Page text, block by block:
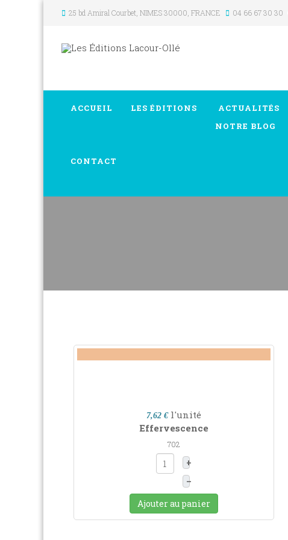
25 bd Amiral Courbet , NIMES30000 FRANCE 04 66 67 30 30
ACCUEIL LES ÉDITIONS
ACTUALITÉS
NOTRE BLOG
CONTACT
7,62 € l'unité
Effervescence
702
+
–
Ajouter au panier